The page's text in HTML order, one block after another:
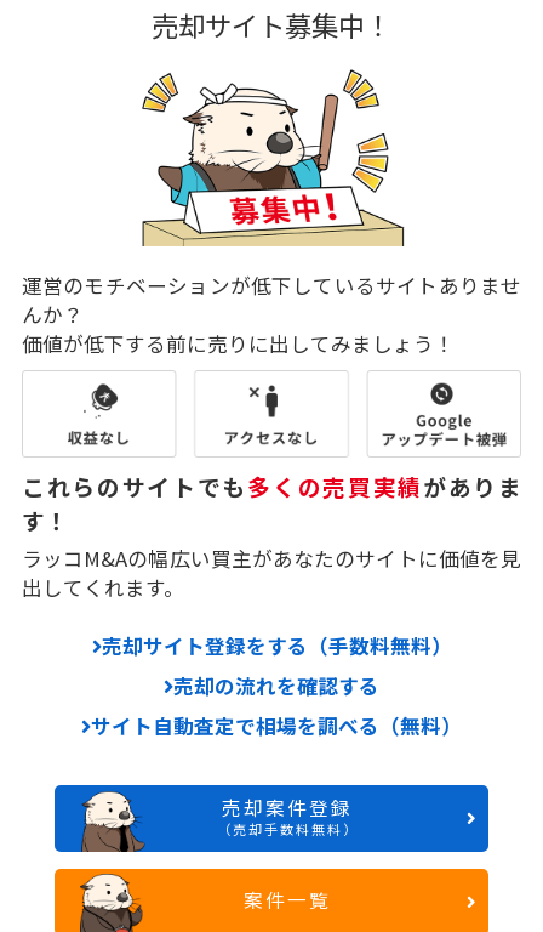
売却サイト募集中！
運営のモチベーションが低下しているサイトありませ
んか？
価値が低下する前に売りに出してみましょう！
これらのサイトでも多くの売買実績がありま
す！
ラッコM&Aの幅広い買主があなたのサイトに価値を見
出してくれます。
売却サイト登録をする（手数料無料）
売却の流れを確認する
サイト自動査定で相場を調べる（無料）
売却案件登録
（売却手数料無料）
案件一覧